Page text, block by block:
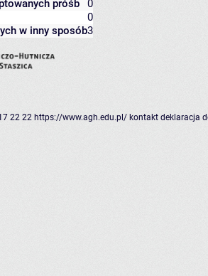
próśb
0
0
w inny sposób3
22 22 https://www.agh.edu.pl/ kontakt deklaracja